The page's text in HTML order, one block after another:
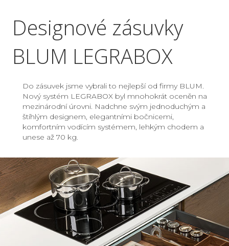
Designové zásuvky
BLUM LEGRABOX
Do zásuvek jsme vybrali to nejlepší od firmy BLUM.
Nový systém LEGRABOX byl mnohokrát oceněn na
mezinárodní úrovni. Nadchne svým jednoduchým a
štíhlým designem, elegantními bočnicemi,
komfortním vodícím systémem, lehkým chodem a
unese až 70 kg.